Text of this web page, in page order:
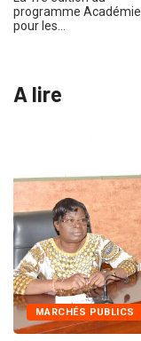
programme Académie
pour les…
A lire